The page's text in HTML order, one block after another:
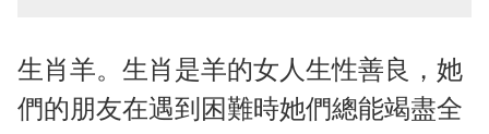
生肖羊。生肖是羊的女人生性善良，她
們的朋友在遇到困難時她們總能竭盡全